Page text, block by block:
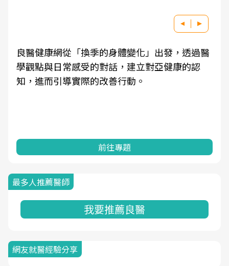
良醫健康網從「換季的身體變化」出發，透過醫
學觀點與日常感受的對話，建立對亞健康的認
知，進而引導實際的改善行動。
前往專題
最多人推薦醫師
我要推薦良醫
網友就醫經驗分享